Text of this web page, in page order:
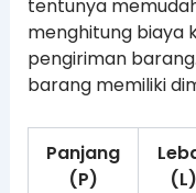
tentunya
menghitung biaya
pengiriman
barang memiliki
Panjang
(P)
(L)